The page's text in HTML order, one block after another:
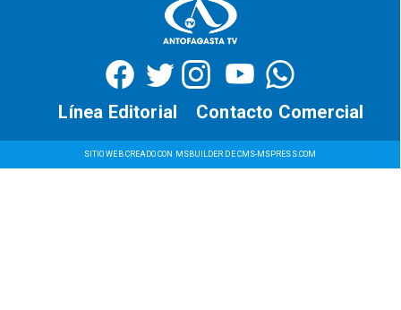
SITIO WEB CREADO CON MSBUILDER DE CMS-MSPRESS.COM
Contacto Comercial
Línea Editorial